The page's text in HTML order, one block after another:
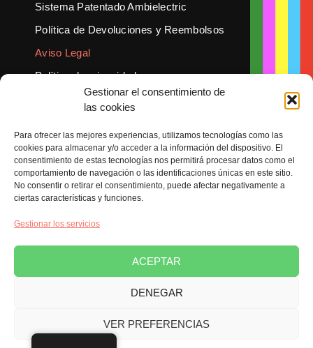
Gestionar el consentimiento de
las cookies
Para ofrecer las mejores experiencias, utilizamos tecnologías como las
cookies para almacenar y/o acceder a la información del dispositivo. El
consentimiento de estas tecnologías nos permitirá procesar datos como el
comportamiento de navegación o las identificaciones únicas en este sitio.
No consentir o retirar el consentimiento, puede afectar negativamente a
ciertas características y funciones.
Gestionar los servicios
ACEPTAR
DENEGAR
VER PREFERENCIAS
Sistema Patentado Ambielectric
Política de Devoluciones y Reembolsos
Aviso Legal
Política de privacidad
Política de cookies
Copyright Ambielectric 2026 | Todos los derechos reservados | DiseñoFG